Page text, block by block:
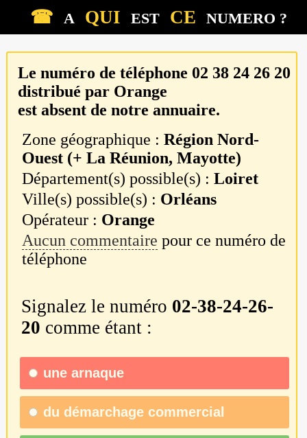
☎ A QUI EST CE NUMERO ?
Le numéro de téléphone 02 38 24 26 20
distribué par Orange
est absent de notre annuaire.
Zone géographique :Région Nord-
Ouest (+ La Réunion, Mayotte)
Département(s) possible(s) :Loiret
Ville(s) possible(s) : Orléans
Opérateur : Orange
Aucun commentaire pour ce numéro de
téléphone
Signalez le numéro 02-38-24-26-
20 comme étant :
une arnaque
du démarchage commercial